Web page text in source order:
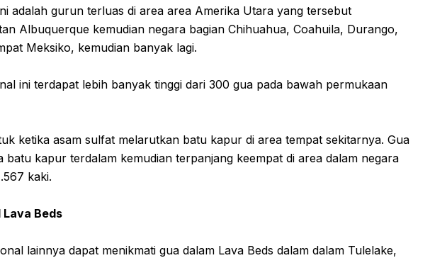
adalah gurun terluas di area area Amerika Utara yang tersebut
Albuquerque kemudian negara bagian Chihuahua, Coahuila, Durango,
Meksiko, kemudian banyak lagi.
ini terdapat lebih banyak tinggi dari 300 gua pada bawah permukaan
ketika asam sulfat melarutkan batu kapur di area tempat sekitarnya. Gua
batu kapur terdalam kemudian terpanjang keempat di area dalam negara
kaki.
Lava Beds
lainnya dapat menikmati gua dalam Lava Beds dalam dalam Tulelake,